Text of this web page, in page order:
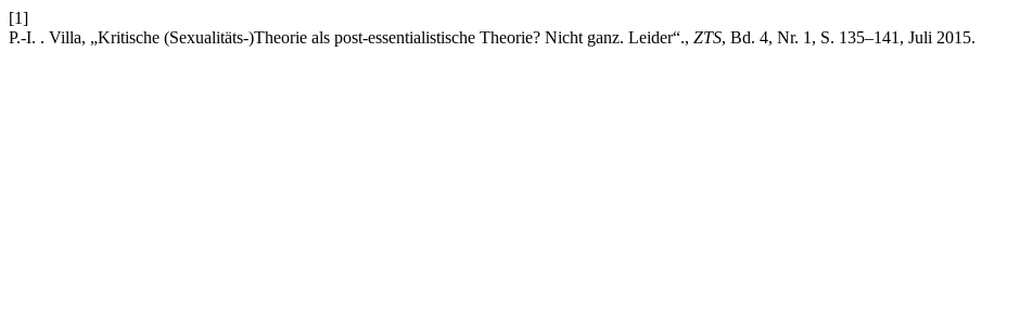
[1]
P.-I. . Villa, „Kritische (Sexualitäts-)Theorie als post-essentialistische Theorie? Nicht ganz. Leider“., ZTS, Bd. 4, Nr. 1, S. 135–141, Juli 2015.